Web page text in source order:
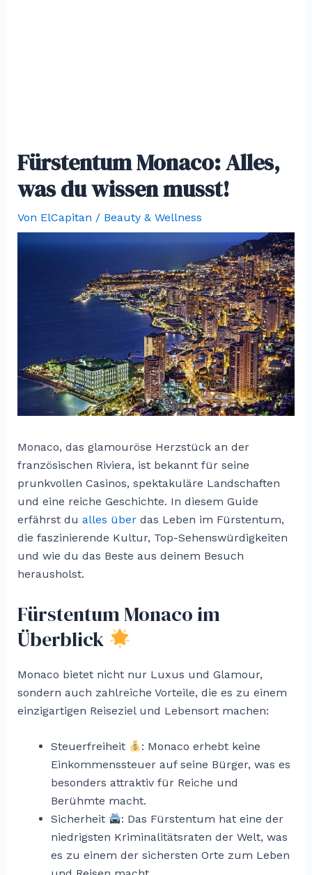
Fürstentum Monaco: Alles,
was du wissen musst!
Von ElCapitan / Beauty & Wellness
Monaco, das glamouröse Herzstück an der
französischen Riviera, ist bekannt für seine
prunkvollen Casinos, spektakuläre Landschaften
und eine reiche Geschichte. In diesem Guide
erfährst du alles überdas Leben im Fürstentum,
die faszinierende Kultur, Top-Sehenswürdigkeiten
und wie du das Beste aus deinem Besuch
herausholst.
Fürstentum Monaco im
Überblick
Monaco bietet nicht nur Luxus und Glamour,
sondern auch zahlreiche Vorteile, die es zu einem
einzigartigen Reiseziel und Lebensort machen:
Steuerfreiheit
: Monaco erhebt keine
Einkommenssteuer auf seine Bürger, was es
besonders attraktiv für Reiche und
Berühmte macht.
Sicherheit
: Das Fürstentum hat eine der
niedrigsten Kriminalitätsraten der Welt, was
es zu einem der sichersten Orte zum Leben